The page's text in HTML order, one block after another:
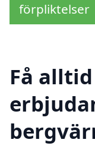
förpliktelser
Få